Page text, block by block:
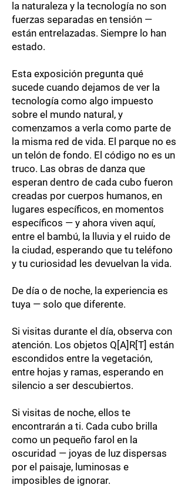
la naturaleza y la tecnología no son
fuerzas separadas en tensión —
están entrelazadas. Siempre lo han
estado.
Esta exposición pregunta qué
sucede cuando dejamos de ver la
tecnología como algo impuesto
sobre el mundo natural, y
comenzamos a verla como parte de
la misma red de vida. El parque no es
un telón de fondo. El código no es un
truco. Las obras de danza que
esperan dentro de cada cubo fueron
creadas por cuerpos humanos, en
lugares específicos, en momentos
específicos — y ahora viven aquí,
entre el bambú, la lluvia y el ruido de
la ciudad, esperando que tu teléfono
y tu curiosidad les devuelvan la vida.
De día o de noche, la experiencia es
tuya — solo que diferente.
Si visitas durante el día, observa con
atención. Los objetos Q[A]R[T] están
escondidos entre la vegetación,
entre hojas y ramas, esperando en
silencio a ser descubiertos.
Si visitas de noche, ellos te
encontrarán a ti. Cada cubo brilla
como un pequeño farol en la
oscuridad — joyas de luz dispersas
por el paisaje, luminosas e
imposibles de ignorar.